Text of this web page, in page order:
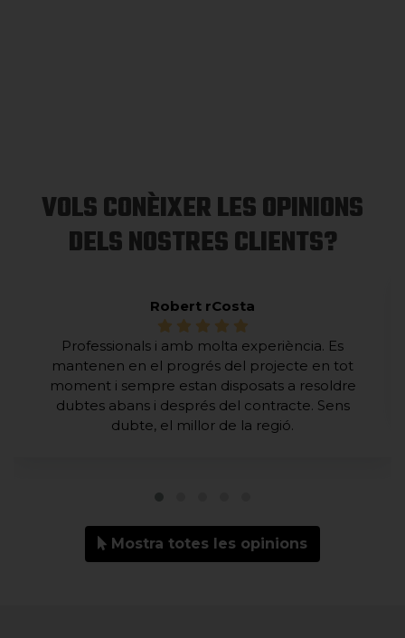
VOLS CONÈIXER LES OPINIONS
DELS NOSTRES CLIENTS?
Robert rCosta
Professionals i amb molta experiència. Es
mantenen en el progrés del projecte en tot
moment i sempre estan disposats a resoldre
dubtes abans i després del contracte. Sens
dubte, el millor de la regió.
Mostra totes les opinions